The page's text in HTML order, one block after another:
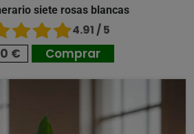
siete rosas blancas
4.91 / 5
€ Comprar